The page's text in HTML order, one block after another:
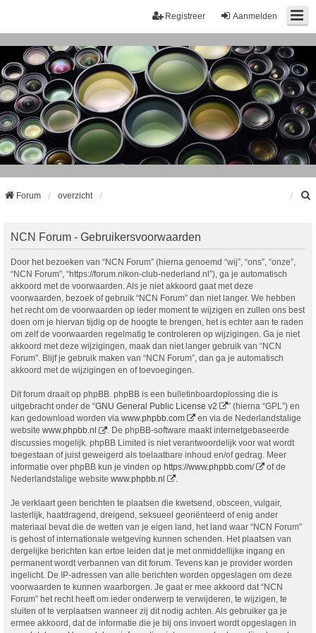
Aanmelden
Registreer
Forum overzicht
NCN Forum - Gebruikersvoorwaarden
Door het bezoeken van “NCN Forum” (hierna genoemd “wij”, “ons”, “onze”,
“NCN Forum”, “https://forum.nikon-club-nederland.nl”), ga je automatisch
akkoord met de voorwaarden. Als je niet akkoord gaat met deze
voorwaarden, bezoek of gebruik “NCN Forum” dan niet langer. We hebben
het recht om de voorwaarden op ieder moment te wijzigen en zullen ons best
doen om je hiervan tijdig op de hoogte te brengen, het is echter aan te raden
om zelf de voorwaarden regelmatig te controleren op wijzigingen. Ga je niet
akkoord met deze wijzigingen, maak dan niet langer gebruik van “NCN
Forum”. Blijf je gebruik maken van “NCN Forum”, dan ga je automatisch
akkoord met de wijzigingen en of toevoegingen.
Dit forum draait op phpBB. phpBB is een bulletinboardoplossing die is
uitgebracht onder de “GNU General Public License v2
” (hierna “GPL”) en
kan gedownload worden via www.phpbb.com
en via de Nederlandstalige
website www.phpbb.nl
. De phpBB-software maakt internetgebaseerde
discussies mogelijk. phpBB Limited is niet verantwoordelijk voor wat wordt
toegestaan of juist geweigerd als toelaatbare inhoud en/of gedrag. Meer
informatie over phpBB kun je vinden op https://www.phpbb.com/
of de
Nederlandstalige website www.phpbb.nl .
Je verklaart geen berichten te plaatsen die kwetsend, obsceen, vulgair,
lasterlijk, haatdragend, dreigend, seksueel georiënteerd of enig ander
materiaal bevat die de wetten van je eigen land, het land waar “NCN Forum”
is gehost of internationale wetgeving kunnen schenden. Het plaatsen van
dergelijke berichten kan ertoe leiden dat je met onmiddellijke ingang en
permanent wordt verbannen van dit forum. Tevens kan je provider worden
ingelicht. De IP-adressen van alle berichten worden opgeslagen om deze
voorwaarden te kunnen waarborgen. Je gaat er mee akkoord dat “NCN
Forum” het recht heeft om ieder onderwerp te verwijderen, te wijzigen, te
sluiten of te verplaatsen wanneer zij dit nodig achten. Als gebruiker ga je
ermee akkoord, dat de informatie die je bij ons invoert wordt opgeslagen in